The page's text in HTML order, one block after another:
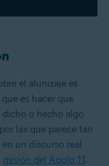
el alunizaje es
es hacer que
o hecho algo
las que parece tan
un discurso real
misión del Apolo 11.